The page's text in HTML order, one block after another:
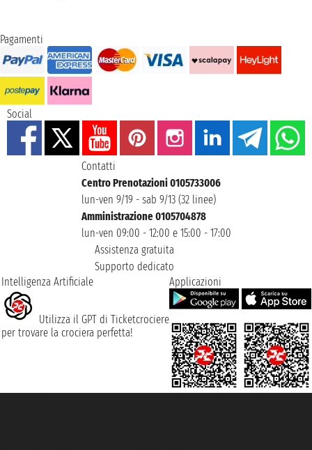
Pagamenti
Social
Contatti
Centro Prenotazioni 0105733006
lun-ven 9/19 - sab 9/13 (32 linee)
Amministrazione 0105704878
lun-ven 09:00 - 12:00 e 15:00 - 17:00
Assistenza gratuita
Supporto dedicato
Intelligenza Artificiale
Utilizza il GPT di Ticketcrociere
per trovare la crociera perfetta!
Applicazioni